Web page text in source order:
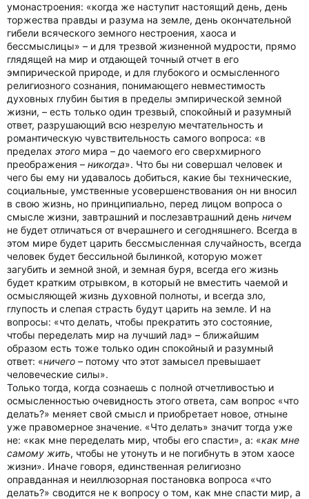
умонастроения: «когда же наступит настоящий день, день
торжества правды и разума на земле, день окончательной
гибели всяческого земного нестроения, хаоса и
бессмыслицы» – и для трезвой жизненной мудрости, прямо
глядящей на мир и отдающей точный отчет в его
эмпирической природе, и для глубокого и осмысленного
религиозного сознания, понимающего невместимость
духовных глубин бытия в пределы эмпирической земной
жизни, – есть только один трезвый, спокойный и разумный
ответ, разрушающий всю незрелую мечтательность и
романтическую чувствительность самого вопроса: «в
пределах этого мира – до чаемого его сверхмирного
преображения – никогда». Что бы ни совершал человек и
чего бы ему ни удавалось добиться, какие бы технические,
социальные, умственные усовершенствования он ни вносил
в свою жизнь, но принципиально, перед лицом вопроса о
смысле жизни, завтрашний и послезавтрашний день ничем
не будет отличаться от вчерашнего и сегодняшнего. Всегда в
этом мире будет царить бессмысленная случайность, всегда
человек будет бессильной былинкой, которую может
загубить и земной зной, и земная буря, всегда его жизнь
будет кратким отрывком, в который не вместить чаемой и
осмысляющей жизнь духовной полноты, и всегда зло,
глупость и слепая страсть будут царить на земле. И на
вопросы: «что делать, чтобы прекратить это состояние,
чтобы переделать мир на лучший лад» – ближайшим
образом есть тоже только один спокойный и разумный
ответ: «ничего – потому что этот замысел превышает
человеческие силы».
Только тогда, когда сознаешь с полной отчетливостью и
осмысленностью очевидность этого ответа, сам вопрос «что
делать?» меняет свой смысл и приобретает новое, отныне
уже правомерное значение. «Что делать» значит тогда уже
не: «как мне переделать мир, чтобы его спасти», а: «как мне
самому жить, чтобы не утонуть и не погибнуть в этом хаосе
жизни». Иначе говоря, единственная религиозно
оправданная и неиллюзорная постановка вопроса «что
делать?» сводится не к вопросу о том, как мне спасти мир, а